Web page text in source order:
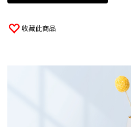
收藏此商品